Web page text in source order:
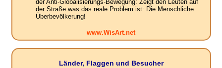
der Anti-Globalisierungs-Bewegung: Zeigt den Leuten auf
der Straße was das reale Problem ist: Die Menschliche
Überbevölkerung!
www.WisArt.net
Länder, Flaggen und Besucher